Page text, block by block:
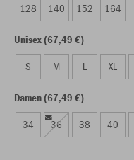
128 140 152 164
Unisex (67,49 €)
S M L XL
Damen (67,49 €)
34 36 38 40